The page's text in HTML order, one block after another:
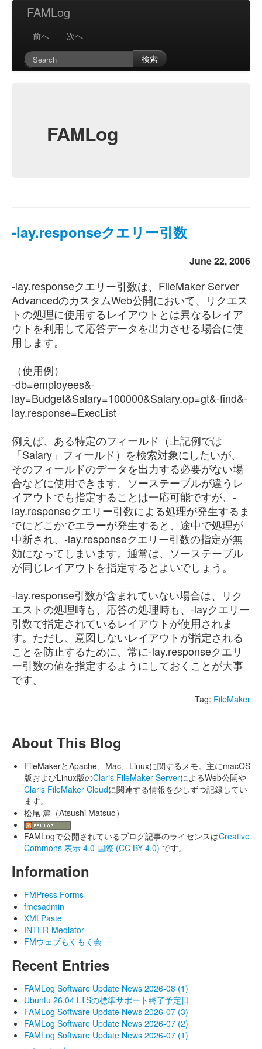
FAMLog
前へ
次へ
検索
FAMLog
-lay.responseクエリー引数
June 22, 2006
-lay.responseクエリー引数は、FileMaker Server
AdvancedのカスタムWeb公開において、リクエス
トの処理に使用するレイアウトとは異なるレイア
ウトを利用して応答データを出力させる場合に使
用します。
（使用例）
-db=employees&-
lay=Budget&Salary=100000&Salary.op=gt&-find&-
lay.response=ExecList
例えば、ある特定のフィールド（上記例では
「Salary」フィールド）を検索対象にしたいが、
そのフィールドのデータを出力する必要がない場
合などに使用できます。ソーステーブルが違うレ
イアウトでも指定することは一応可能ですが、-
lay.responseクエリー引数による処理が発生するま
でにどこかでエラーが発生すると、途中で処理が
中断され、-lay.responseクエリー引数の指定が無
効になってしまいます。通常は、ソーステーブル
が同じレイアウトを指定するとよいでしょう。
-lay.response引数が含まれていない場合は、リク
エストの処理時も、応答の処理時も、-layクエリー
引数で指定されているレイアウトが使用されま
す。ただし、意図しないレイアウトが指定される
ことを防止するために、常に-lay.responseクエリ
ー引数の値を指定するようにしておくことが大事
です。
Tag: FileMaker
About This Blog
FileMakerとApache、Mac、Linuxに関するメモ。主にmacOS
版およびLinux版のClaris FileMaker ServerによるWeb公開や
Claris FileMaker Cloudに関連する情報を少しずつ記録してい
ます。
松尾 篤（Atsushi Matsuo）
FAMLogで公開されているブログ記事のライセンスはCreative
Commons 表示 4.0 国際 (CC BY 4.0) です。
Information
FMPress Forms
fmcsadmin
XMLPaste
INTER-Mediator
FMウェブもくもく会
Recent Entries
FAMLog Software Update News 2026-08 (1)
Ubuntu 26.04 LTSの標準サポート終了予定日
FAMLog Software Update News 2026-07 (3)
FAMLog Software Update News 2026-07 (2)
FAMLog Software Update News 2026-07 (1)